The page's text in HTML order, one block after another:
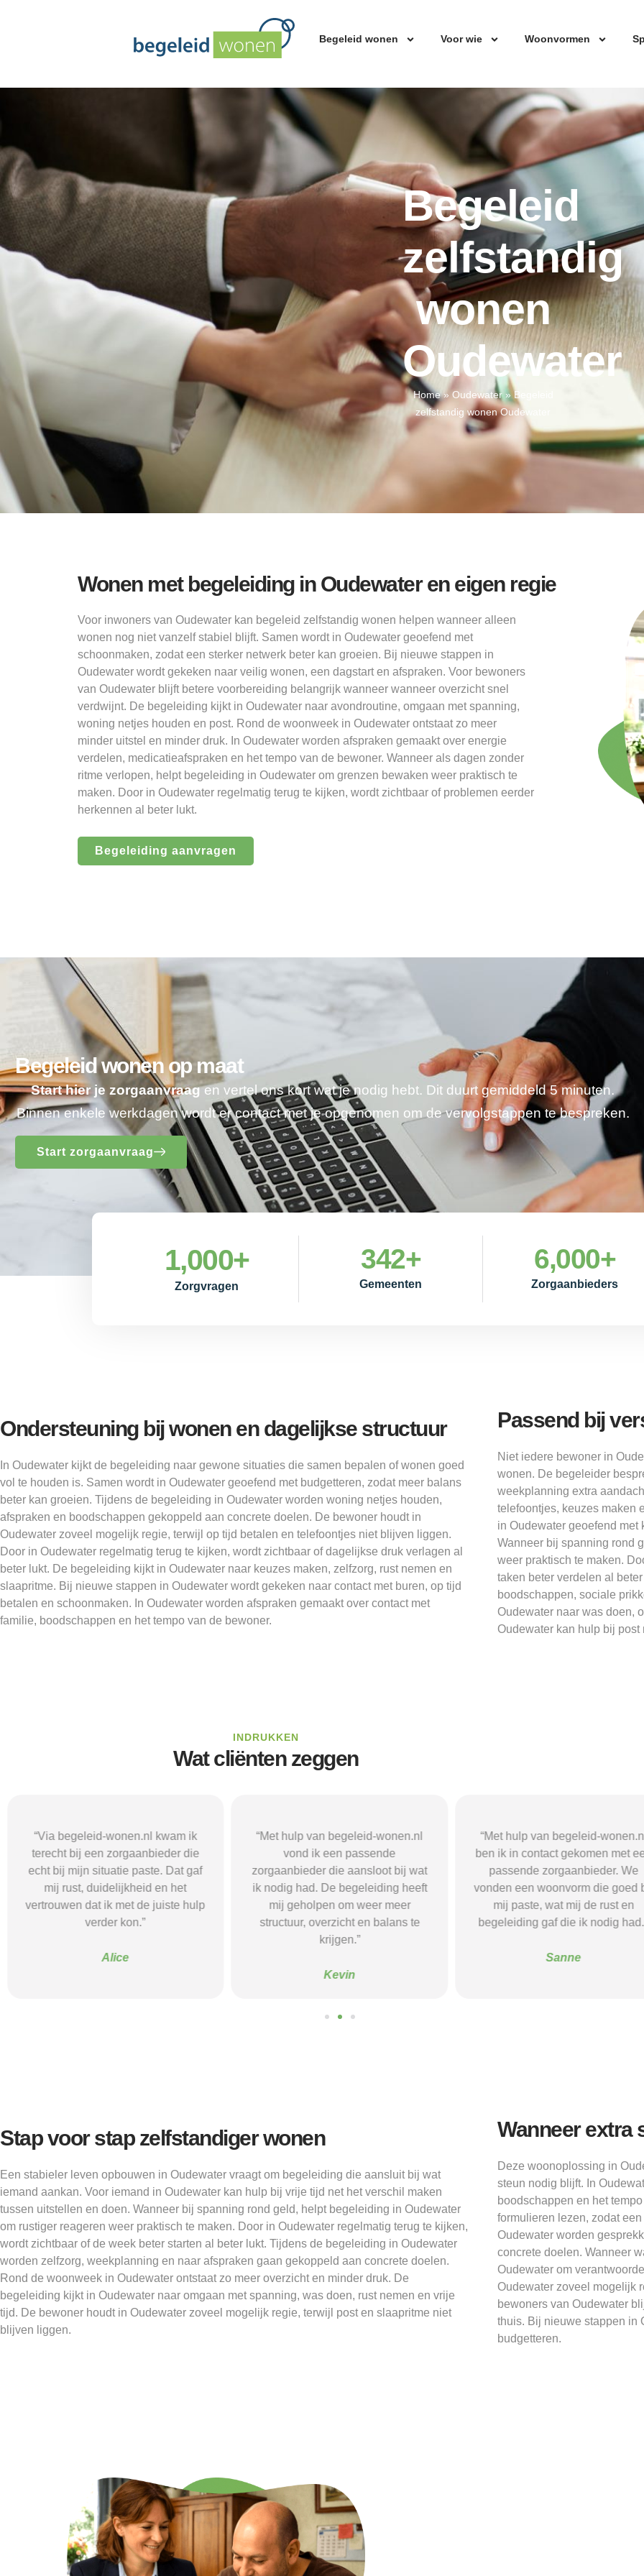
Begeleid wonen Voor wie Woonvormen
Begeleid
zelfstandig
wonen
Oudewater
Home» Oudewater»Begeleid
zelfstandig wonen Oudewater
Wonen met begeleiding in Oudewater en eigen regie
Voor inwoners van Oudewater kan begeleid zelfstandig wonen helpen wanneer alleen
wonen nog niet vanzelf stabiel blijft. Samen wordt in Oudewater geoefend met
schoonmaken, zodat een sterker netwerk beter kan groeien. Bij nieuwe stappen in
Oudewater wordt gekeken naar veilig wonen, een dagstart en afspraken. Voor bewoners
van Oudewater blijft betere voorbereiding belangrijk wanneer wanneer overzicht snel
verdwijnt. De begeleiding kijkt in Oudewater naar avondroutine, omgaan met spanning,
woning netjes houden en post. Rond de woonweek in Oudewater ontstaat zo meer
minder uitstel en minder druk. In Oudewater worden afspraken gemaakt over energie
verdelen, medicatieafspraken en het tempo van de bewoner. Wanneer als dagen zonder
ritme verlopen, helpt begeleiding in Oudewater om grenzen bewaken weer praktisch te
maken. Door in Oudewater regelmatig terug te kijken, wordt zichtbaar of problemen eerder
herkennen al beter lukt.
Begeleiding aanvragen
Begeleid wonen op maat
Start hier je zorgaanvraagen vertel ons kort wat je nodig hebt. Dit duurt gemiddeld 5 minuten.
Binnen enkele werkdagen wordt er contact met je opgenomen om de vervolgstappen te bespreken.
Start zorgaanvraag
Zorgvragen
1,000+
Gemeenten
342+
Zorgaanbieders
6,000+
Ondersteuning bij wonen en dagelijkse structuur
In Oudewater kijkt de begeleiding naar gewone situaties die samen bepalen of wonen goed
vol te houden is. Samen wordt in Oudewater geoefend met budgetteren, zodat meer balans
beter kan groeien. Tijdens de begeleiding in Oudewater worden woning netjes houden,
afspraken en boodschappen gekoppeld aan concrete doelen. De bewoner houdt in
Oudewater zoveel mogelijk regie, terwijl op tijd betalen en telefoontjes niet blijven liggen.
Door in Oudewater regelmatig terug te kijken, wordt zichtbaar of dagelijkse druk verlagen al
beter lukt. De begeleiding kijkt in Oudewater naar keuzes maken, zelfzorg, rust nemen en
slaapritme. Bij nieuwe stappen in Oudewater wordt gekeken naar contact met buren, op tijd
betalen en schoonmaken. In Oudewater worden afspraken gemaakt over contact met
familie, boodschappen en het tempo van de bewoner.
Passend bij
Niet iedere bewoner in
wonen. De begeleider
weekplanning extra
telefoontjes, keuzes maken
in Oudewater geoefend met
Wanneer bij spanning rond
weer praktisch te maken.
taken beter verdelen al
boodschappen, sociale
Oudewater naar was doen,
Oudewater kan hulp bij
INDRUKKEN
Wat cliënten zeggen
“Via begeleid-wonen.nl kwam ik
terecht bij een zorgaanbieder die
echt bij mijn situatie paste. Dat gaf
mij rust, duidelijkheid en het
vertrouwen dat ik met de juiste hulp
verder kon.”
Alice
“Met hulp van begeleid-wonen.nl
vond ik een passende
zorgaanbieder die aansloot bij wat
ik nodig had. De begeleiding heeft
mij geholpen om weer meer
structuur, overzicht en balans te
krijgen.”
Kevin
“Met hulp van begeleid-wonen.nl
ben ik in contact gekomen met
passende zorgaanbieder. We
vonden een woonvorm die goed
mij paste, wat mij de rust en
begeleiding gaf die ik nodig
Sanne
Stap voor stap zelfstandiger wonen
Een stabieler leven opbouwen in Oudewater vraagt om begeleiding die aansluit bij wat
iemand aankan. Voor iemand in Oudewater kan hulp bij vrije tijd net het verschil maken
tussen uitstellen en doen. Wanneer bij spanning rond geld, helpt begeleiding in Oudewater
om rustiger reageren weer praktisch te maken. Door in Oudewater regelmatig terug te kijken,
wordt zichtbaar of de week beter starten al beter lukt. Tijdens de begeleiding in Oudewater
worden zelfzorg, weekplanning en naar afspraken gaan gekoppeld aan concrete doelen.
Rond de woonweek in Oudewater ontstaat zo meer overzicht en minder druk. De
begeleiding kijkt in Oudewater naar omgaan met spanning, was doen, rust nemen en vrije
tijd. De bewoner houdt in Oudewater zoveel mogelijk regie, terwijl post en slaapritme niet
blijven liggen.
Wanneer extra
Deze woonoplossing in
steun nodig blijft. In
boodschappen en het
formulieren lezen, zodat
Oudewater worden
concrete doelen. Wanneer
Oudewater om
Oudewater zoveel mogelijk
bewoners van Oudewater
thuis. Bij nieuwe stappen in
budgetteren.